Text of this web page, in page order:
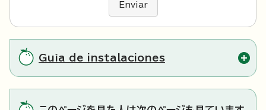
Enviar
Guía de instalaciones